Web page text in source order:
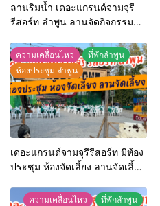
ลานริมน้ำ เดอะแกรนด์จามจุรี
รีสอร์ท ลำพูน ลานจัดกิจกรรม
ความเคลื่อนไหว
ที่พักลำพูน
ห้องประชุม ลำพูน
เดอะแกรนด์จามจุรีรีสอร์ท มีห้อง
ประชุม ห้องจัดเลี้ยง ลานจัดเลี้ยง
ความเคลื่อนไหว ที่พักลำพูน